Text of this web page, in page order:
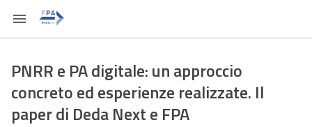
PNRR e PA digitale: un approccio
concreto ed esperienze realizzate. Il
paper di Deda Next e FPA